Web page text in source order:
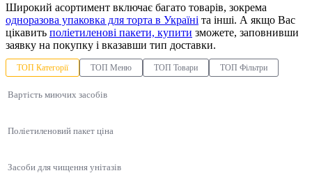
Широкий асортимент включає багато товарів, зокрема
одноразова упаковка для торта в Україні та інші. А якщо Вас
цікавить поліетиленові пакети, купити зможете, заповнивши
заявку на покупку і вказавши тип доставки.
ТОП Категорії ТОП Меню ТОП Товари ТОП Фільтри
Вартість миючих засобів
Поліетиленовий пакет ціна
Засоби для чищення унітазів